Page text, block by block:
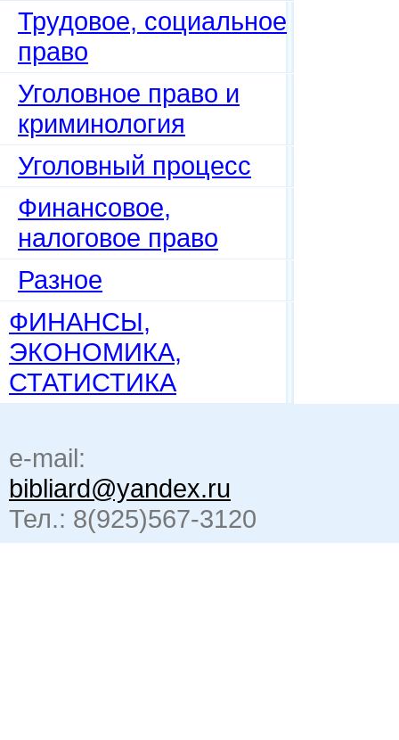
Трудовое, социальное
право
Уголовное право и
криминология
Уголовный процесс
Финансовое,
налоговое право
Разное
ФИНАНСЫ,
ЭКОНОМИКА,
СТАТИСТИКА
e-mail:
bibliard@yandex.ru
Тел.: 8(925)567-3120